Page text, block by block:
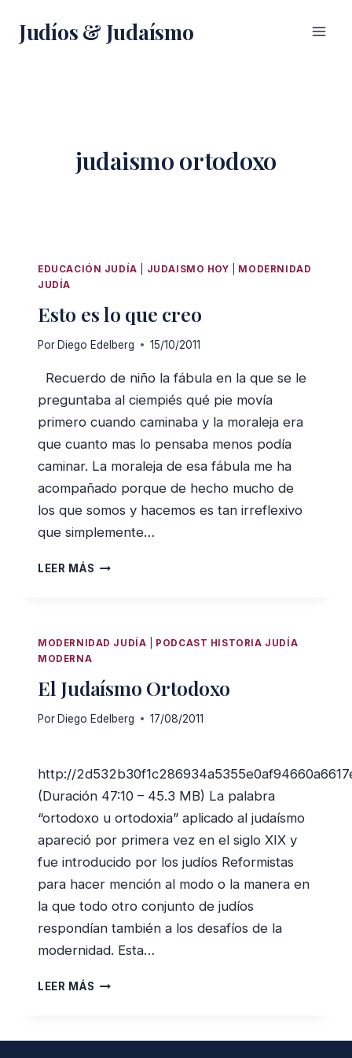
Judíos & Judaísmo
judaismo ortodoxo
EDUCACIÓN JUDÍA JUDAISMO HOY
MODERNIDAD
JUDÍA
Esto es lo que creo
Por Diego Edelberg 15/10/2011
Recuerdo de niño la fábula en la que se le
preguntaba al ciempiés qué pie movía
primero cuando caminaba y la moraleja era
que cuanto mas lo pensaba menos podía
caminar. La moraleja de esa fábula me ha
acompañado porque de hecho mucho de
los que somos y hacemos es tan irreflexivo
que simplemente…
LEER MÁS ESTO
MODERNIDAD JUDÍA
PODCAST HISTORIA JUDÍA
MODERNA
El Judaísmo Ortodoxo
Por Diego Edelberg 17/08/2011
http://
(Duración 47:10 – 45.3 MB) La palabra
“ortodoxo u ortodoxia” aplicado al judaísmo
apareció por primera vez en el siglo XIX y
fue introducido por los judíos Reformistas
para hacer mención al modo o la manera en
la que todo otro conjunto de judíos
respondían también a los desafíos de la
modernidad. Esta…
LEER MÁS